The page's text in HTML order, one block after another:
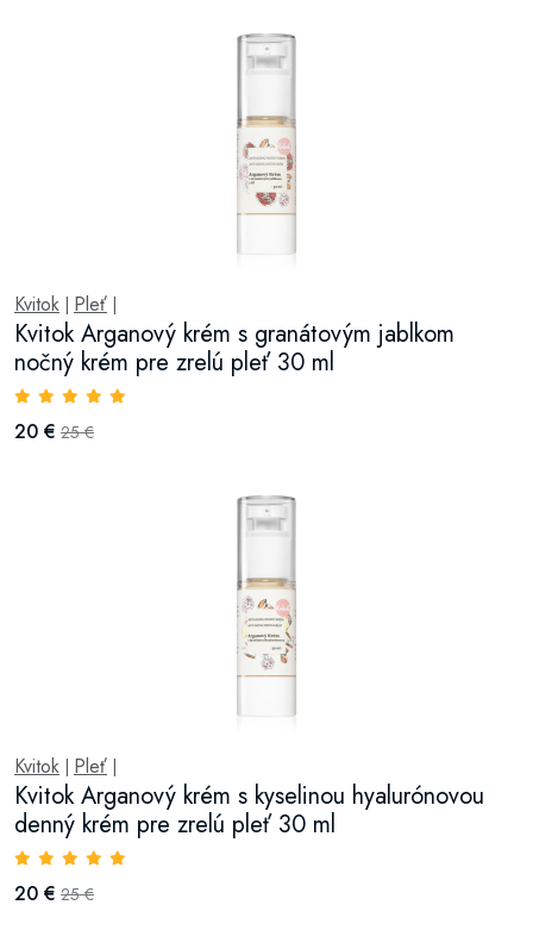
Kvitok Pleť
Kvitok Arganový krém s granátovým jablkom
nočný krém pre zrelú pleť 30 ml
20 € 25 €
Kvitok Pleť
Kvitok Arganový krém s kyselinou hyalurónovou
denný krém pre zrelú pleť 30 ml
20 € 25 €